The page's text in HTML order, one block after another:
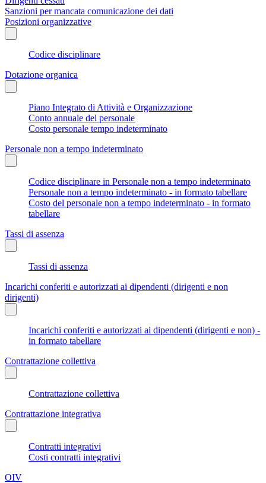
Sanzioni per mancata comunicazione dei dati
Posizioni organizzative
Codice disciplinare
Dotazione organica
Piano Integrato di Attività e Organizzazione
Conto annuale del personale
Costo personale tempo indeterminato
Personale non a tempo indeterminato
Codice disciplinare in Personale non a tempo indeterminato
Personale non a tempo indeterminato - in formato tabellare
Costo del personale non a tempo indeterminato - in formato
tabellare
Tassi di assenza
Tassi di assenza
Incarichi conferiti e autorizzati ai dipendenti (dirigenti e non
dirigenti)
Incarichi conferiti e autorizzati ai dipendenti (dirigenti e non) -
in formato tabellare
Contrattazione collettiva
Contrattazione collettiva
Contrattazione integrativa
Contratti integrativi
Costi contratti integrativi
OIV